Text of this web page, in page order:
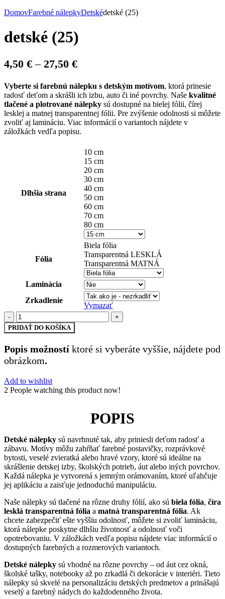
DomovFarebné nálepkyDetskédetské (25)
detské (25)
4,50 € – 27,50 €Price
4,50 €
through
27,50 €
Vyberte si farebnú nálepku s detským motívom, ktorá prinesie
radosť deťom a skrášli ich izbu, auto či iné povrchy. Naše kvalitné
tlačené a plotrované nálepky sú dostupné na bielej fólii, čírej
lesklej a matnej transparentnej fólii. Pre zvýšenie odolnosti si môžete
zvoliť aj lamináciu. Viac informácií o variantoch nájdete v
záložkách vedľa popisu.
Dlhšia strana
10 cm
15 cm
20 cm
30 cm
40 cm
50 cm
60 cm
70 cm
80 cm
Fólia
Biela fólia
Transparentná LESKLÁ
Transparentná MATNÁ
Laminácia
Zrkadlenie
Vymazať
množstvo
detské
(25)
PRIDAŤ DO KOŠÍKA
Popis možností ktoré si vyberáte vyššie, nájdete pod
obrázkom.
Add to wishlist
2 People watching this product now!
POPIS
Detské nálepky sú navrhnuté tak, aby priniesli deťom radosť a
zábavu. Motívy môžu zahŕňať farebné postavičky, rozprávkové
bytosti, veselé zvieratká alebo hravé vzory, ktoré sú ideálne na
skrášlenie detskej izby, školských potrieb, áut alebo iných povrchov.
Každá nálepka je vytvorená s jemným orámovaním, ktoré uľahčuje
jej aplikáciu a zaisťuje jednoduchú manipuláciu.
Naše nálepky sú tlačené na rôzne druhy fólií, ako sú biela fólia, číra
lesklá transparentná fólia a matná transparentná fólia. Ak
chcete zabezpečiť ešte vyššiu odolnosť, môžete si zvoliť lamináciu,
ktorá nálepke poskytne dlhšiu životnosť a odolnosť voči
opotrebovaniu. V záložkách vedľa popisu nájdete viac informácií o
dostupných farebných a rozmerových variantoch.
Detské nálepky sú vhodné na rôzne povrchy – od áut cez okná,
školské tašky, notebooky až po zrkadlá či dekorácie v interiéri. Tieto
nálepky sú skvelé na personalizáciu detských predmetov a prinášajú
veselý a farebný nádych do každodenného života.